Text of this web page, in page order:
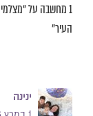
1 מחשבה על
העיר”
ינינה